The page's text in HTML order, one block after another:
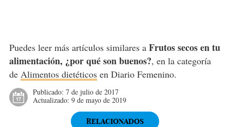
Puedes leer más artículos similares a Frutos secos en tu
alimentación, ¿por qué son buenos?, en la categoría
de Alimentos dietéticosen Diario Femenino.
Publicado: 7 de julio de 2017
Actualizado: 9 de mayo de 2019
RELACIONADOS